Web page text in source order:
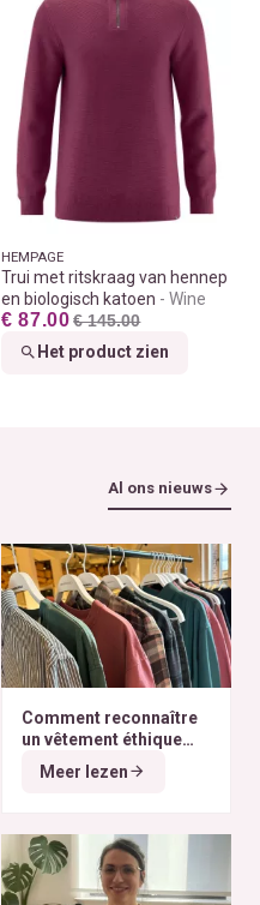
HEMPAGE
Trui met ritskraag van hennep
en biologisch katoen
Wine
€ 87.00 € 145.00
Het product zien
Al ons nieuws
Comment reconnaître
un vêtement éthique
selon nos critères ?
Meer lezen